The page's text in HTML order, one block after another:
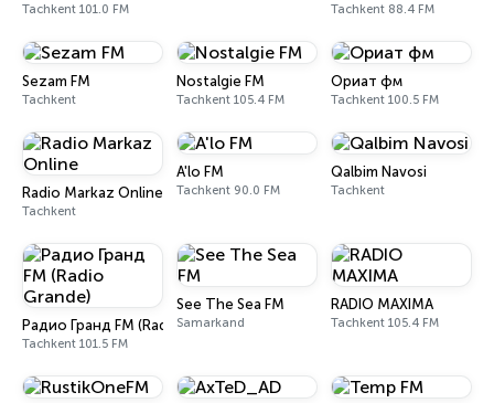
Tachkent 101.0 FM Tachkent 88.4 FM
Sezam FM
Tachkent
Nostalgie FM
Tachkent 105.4 FM
Ориат фм
Tachkent 100.5 FM
Radio Markaz Online
Tachkent
A'lo FM
Tachkent 90.0 FM
Qalbim Navosi
Tachkent
Радио Гранд FM (Radio Grande)
Tachkent 101.5 FM
See The Sea FM
Samarkand
RADIO MAXIMA
Tachkent 105.4 FM